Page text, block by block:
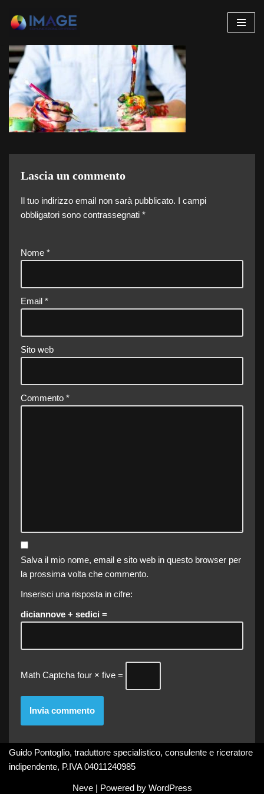
Vai
al
contenuto
Lascia un commento
Il tuo indirizzo email non sarà pubblicato. I campi
obbligatori sono contrassegnati *
Nome *
Email *
Sito web
Commento *
Salva il mio nome, email e sito web in questo browser per
la prossima volta che commento.
Inserisci una risposta in cifre:
diciannove + sedici =
Math Captcha four × five =
Guido Pontoglio, traduttore specialistico, consulente e riceratore
indipendente, P.IVA 04011240985
Neve| Powered by WordPress